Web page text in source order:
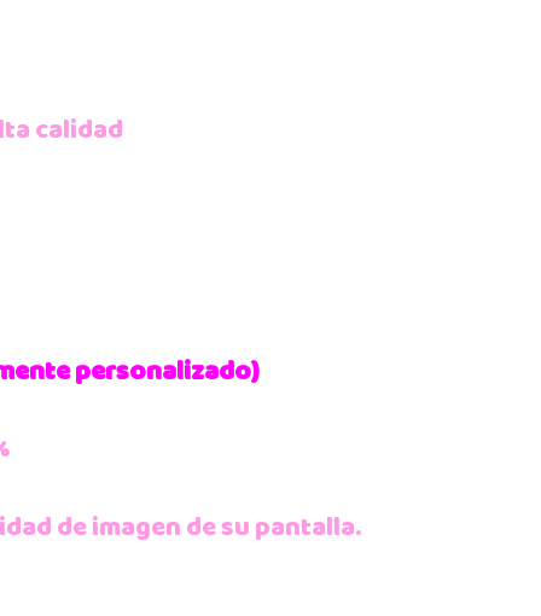
calidad
personalizado)
de imagen de su pantalla.